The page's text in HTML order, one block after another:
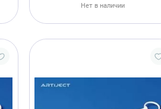
Нет в наличии